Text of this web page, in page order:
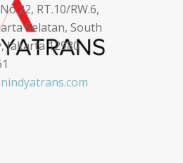
RT.10/RW.6,
Selatan, South
Jakarta 12980